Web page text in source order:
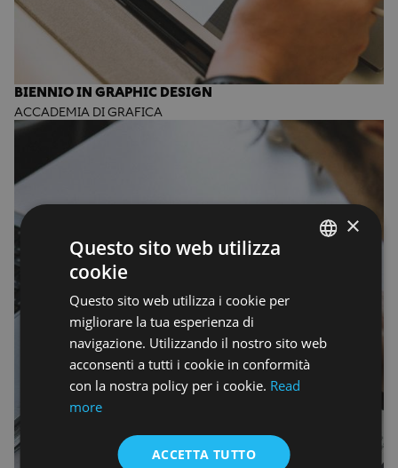
BIENNIO IN GRAPHIC DESIGN
ACCADEMIA DI GRAFICA
×
Questo sito web utilizza
cookie
Questo sito web utilizza i cookie per
migliorare la tua esperienza di
navigazione. Utilizzando il nostro sito web
acconsenti a tutti i cookie in conformità
con la nostra policy per i cookie. Read
more
ACCETTA TUTTO